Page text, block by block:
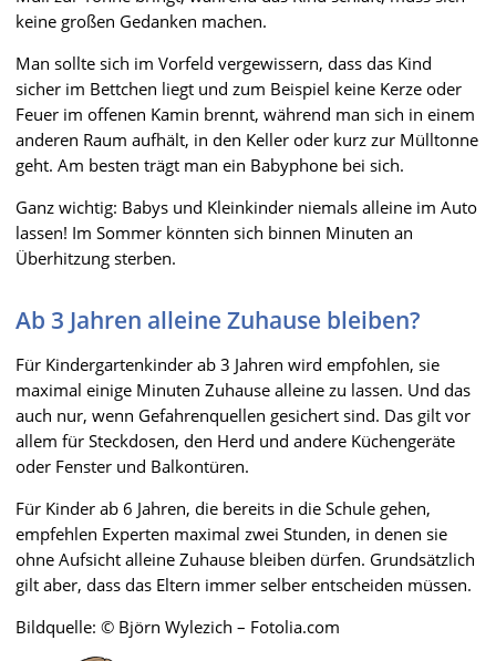
keine großen Gedanken machen.
Man sollte sich im Vorfeld vergewissern, dass das Kind
sicher im Bettchen liegt und zum Beispiel keine Kerze oder
Feuer im offenen Kamin brennt, während man sich in einem
anderen Raum aufhält, in den Keller oder kurz zur Mülltonne
geht. Am besten trägt man ein Babyphone bei sich.
Ganz wichtig: Babys und Kleinkinder niemals alleine im Auto
lassen! Im Sommer könnten sich binnen Minuten an
Überhitzung sterben.
Ab 3 Jahren alleine Zuhause bleiben?
Für Kindergartenkinder ab 3 Jahren wird empfohlen, sie
maximal einige Minuten Zuhause alleine zu lassen. Und das
auch nur, wenn Gefahrenquellen gesichert sind. Das gilt vor
allem für Steckdosen, den Herd und andere Küchengeräte
oder Fenster und Balkontüren.
Für Kinder ab 6 Jahren, die bereits in die Schule gehen,
empfehlen Experten maximal zwei Stunden, in denen sie
ohne Aufsicht alleine Zuhause bleiben dürfen. Grundsätzlich
gilt aber, dass das Eltern immer selber entscheiden müssen.
Bildquelle: © Björn Wylezich – Fotolia.com